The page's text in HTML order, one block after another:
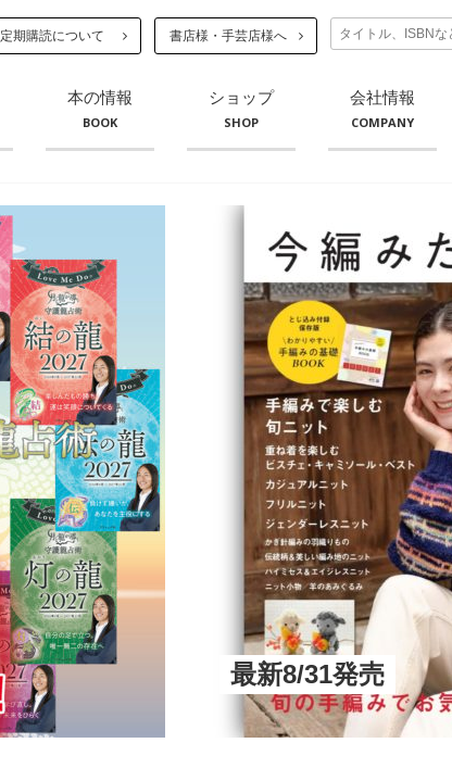
定期購読について 書店様・手芸店様へ
本の情報
BOOK
ショップ
SHOP
会社情報
COMPANY
最新8/31発売